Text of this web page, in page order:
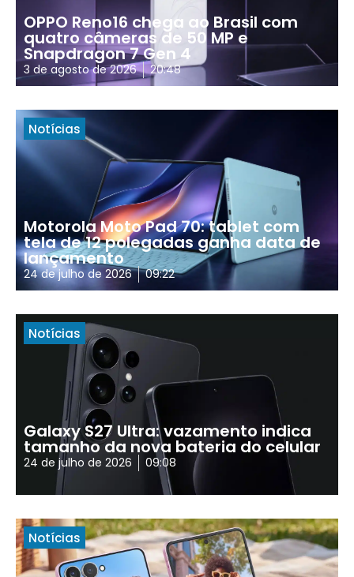
OPPO Reno16 chega ao Brasil com
quatro câmeras de 50 MP e
Snapdragon 7 Gen 4
3 de agosto de 2026 20:48
Notícias
Motorola Moto Pad 70: tablet com
tela de 12 polegadas ganha data de
lançamento
24 de julho de 2026 09:22
Notícias
Galaxy S27 Ultra: vazamento indica
tamanho da nova bateria do celular
24 de julho de 2026 09:08
Notícias